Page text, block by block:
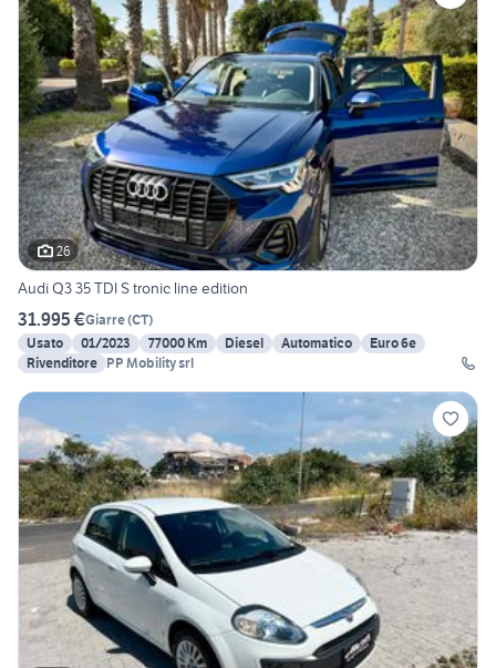
26
Audi Q3 35 TDI S tronic line edition
31.995 €Giarre(CT)
Usato
01/2023 77000 Km Diesel Automatico
Euro 6e
Rivenditore PP Mobility srl